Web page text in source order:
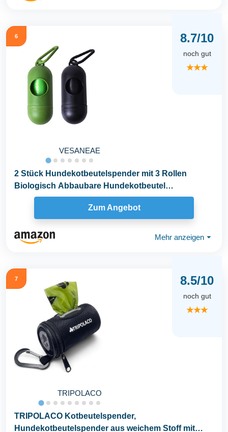
6
VESANEAE
8.7/10
noch gut
★★★
2 Stück Hundekotbeutelspender mit 3 Rollen
Biologisch Abbaubare Hundekotbeutel
Kotbeutelspender...
Zum Angebot
Mehr anzeigen ⏷
7
TRIPOLACO
8.5/10
noch gut
★★★
TRIPOLACO Kotbeutelspender,
Hundekotbeutelspender aus weichem Stoff mit